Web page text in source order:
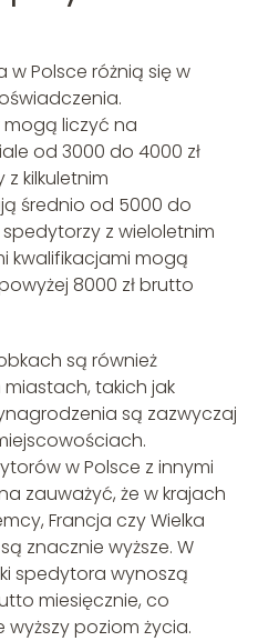
w Polsce różnią się w
liczyć na
od 3000 do 4000 zł
kilkuletnim
średnio od 5000 do
z wieloletnim
kwalifikacjami mogą
8000 zł brutto
są również
miastach, takich jak
są zazwyczaj
w Polsce z innymi
zauważyć, że w krajach
Francja czy Wielka
znacznie wyższe. W
spedytora wynoszą
miesięcznie, co
wyższy poziom życia.